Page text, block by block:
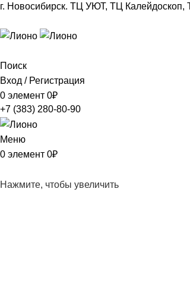
г. Новосибирск. ТЦ УЮТ, ТЦ Калейдоскоп,
Поиск
Вход / Регистрация
0 элемент 0₽
+7 (383) 280-80-90
Меню
0 элемент 0₽
Нажмите, чтобы увеличить